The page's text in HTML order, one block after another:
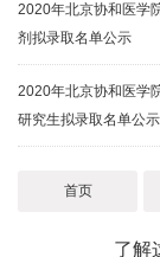
2020年北京协和医学
剂拟录取名单公示
2020年北京协和医学
研究生拟录取名单公示
首页
了解